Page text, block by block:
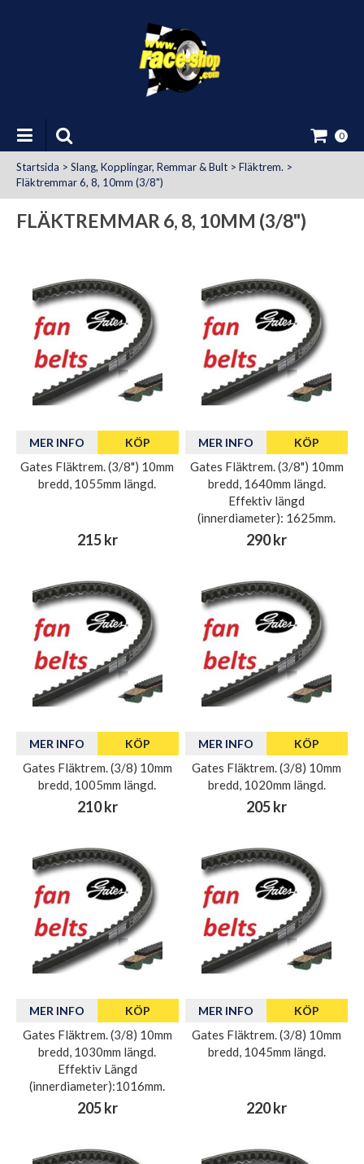
0
Uttag
Startsida > Slang, Kopplingar, Remmar & Bult > Fläktrem. >
Fläktremmar 6, 8, 10mm (3/8")
FLÄKTREMMAR 6, 8, 10MM (3/8")
MER INFO KÖP
Gates Fläktrem. (3/8") 10mm
bredd, 1055mm längd.
215 kr
MER INFO KÖP
Gates Fläktrem. (3/8") 10mm
bredd, 1640mm längd.
Effektiv längd
(innerdiameter): 1625mm.
290 kr
MER INFO KÖP
Gates Fläktrem. (3/8) 10mm
bredd, 1005mm längd.
210 kr
MER INFO KÖP
Gates Fläktrem. (3/8) 10mm
bredd, 1020mm längd.
205 kr
MER INFO KÖP
Gates Fläktrem. (3/8) 10mm
bredd, 1030mm längd.
Effektiv Längd
(innerdiameter):1016mm.
205 kr
MER INFO KÖP
Gates Fläktrem. (3/8) 10mm
bredd, 1045mm längd.
220 kr